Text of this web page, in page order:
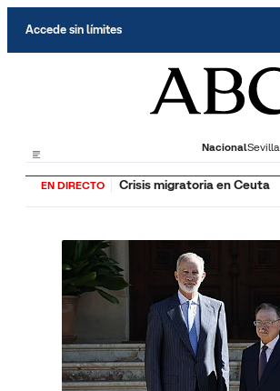
Accede sin límites
NacionalSevilla
EN DIRECTO Crisis migratoria en Ceuta